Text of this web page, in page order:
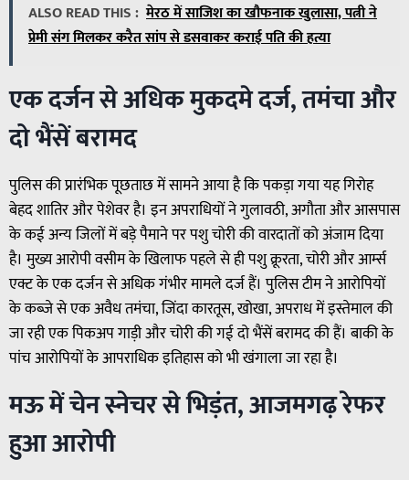
ALSO READ THIS : मेरठ में साजिश का खौफनाक खुलासा, पत्नी ने
प्रेमी संग मिलकर करैत सांप से डसवाकर कराई पति की हत्या
एक दर्जन से अधिक मुकदमे दर्ज, तमंचा और
दो भैंसें बरामद
पुलिस की प्रारंभिक पूछताछ में सामने आया है कि पकड़ा गया यह गिरोह
बेहद शातिर और पेशेवर है। इन अपराधियों ने गुलावठी, अगौता और आसपास
के कई अन्य जिलों में बड़े पैमाने पर पशु चोरी की वारदातों को अंजाम दिया
है। मुख्य आरोपी वसीम के खिलाफ पहले से ही पशु क्रूरता, चोरी और आर्म्स
एक्ट के एक दर्जन से अधिक गंभीर मामले दर्ज हैं। पुलिस टीम ने आरोपियों
के कब्जे से एक अवैध तमंचा, जिंदा कारतूस, खोखा, अपराध में इस्तेमाल की
जा रही एक पिकअप गाड़ी और चोरी की गई दो भैंसें बरामद की हैं। बाकी के
पांच आरोपियों के आपराधिक इतिहास को भी खंगाला जा रहा है।
मऊ में चेन स्नेचर से भिड़ंत, आजमगढ़ रेफर
हुआ आरोपी